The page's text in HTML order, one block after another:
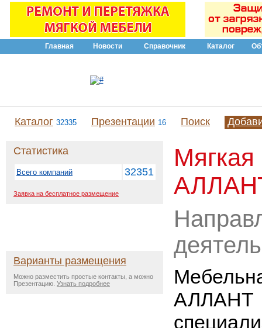
Главная Новости Справочник Каталог
Каталог 32335 Презентации 16 Поиск
Статистика
Всего компаний 32351
Заявка на бесплатное размещение
Варианты размещения
Можно разместить простые контакты, а можно
Презентацию. Узнать подробнее
АЛЛАНТ